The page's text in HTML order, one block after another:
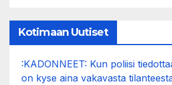
Kotimaan Uutiset
:KADONNEET: Kun poliisi
on kyse aina vakavasta